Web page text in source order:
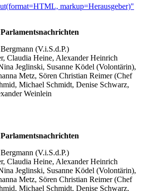
markup=Herausgeber)"
(V.i.S.d.P.)
Claudia Heine, Alexander Heinrich
Jeglinski, Susanne Ködel (Volontärin),
Metz, Sören Christian Reimer (Chef
Michael Schmidt, Denise Schwarz,
Weinlein
(V.i.S.d.P.)
Claudia Heine, Alexander Heinrich
Jeglinski, Susanne Ködel (Volontärin),
Metz, Sören Christian Reimer (Chef
Michael Schmidt, Denise Schwarz,